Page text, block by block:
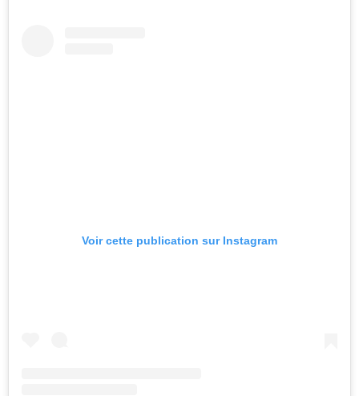
Voir cette publication sur Instagram